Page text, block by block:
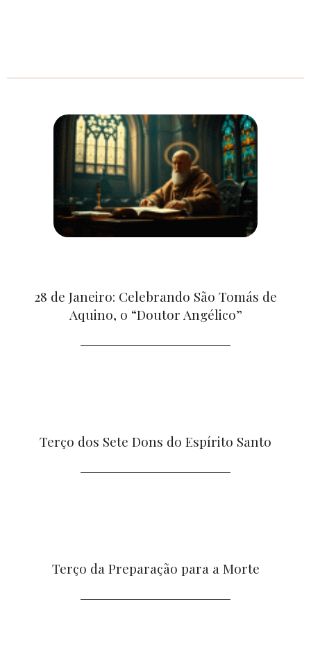
28 de Janeiro: Celebrando São Tomás de
Aquino, o “Doutor Angélico”
Terço dos Sete Dons do Espírito Santo
Terço da Preparação para a Morte